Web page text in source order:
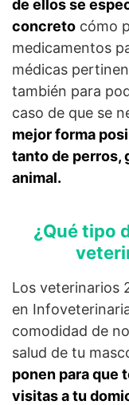
de ellos se
concreto cómo
medicamentos
médicas
también para
caso de que se
mejor forma
tanto de perros,
animal.
¿Qué tipo
Los veterinarios
en
comodidad de
salud de tu
ponen para que
visitas a tu